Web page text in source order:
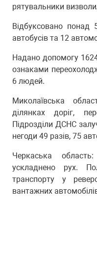
рятувальники
Відбуксовано понад
автобусів та 12
Надано допомогу
ознаками
6 людей.
Миколаївська
ділянках доріг,
Підрозділи ДСНС
негоди 49 разів, 75
Черкаська
ускладнено рух.
транспорту у
вантажних